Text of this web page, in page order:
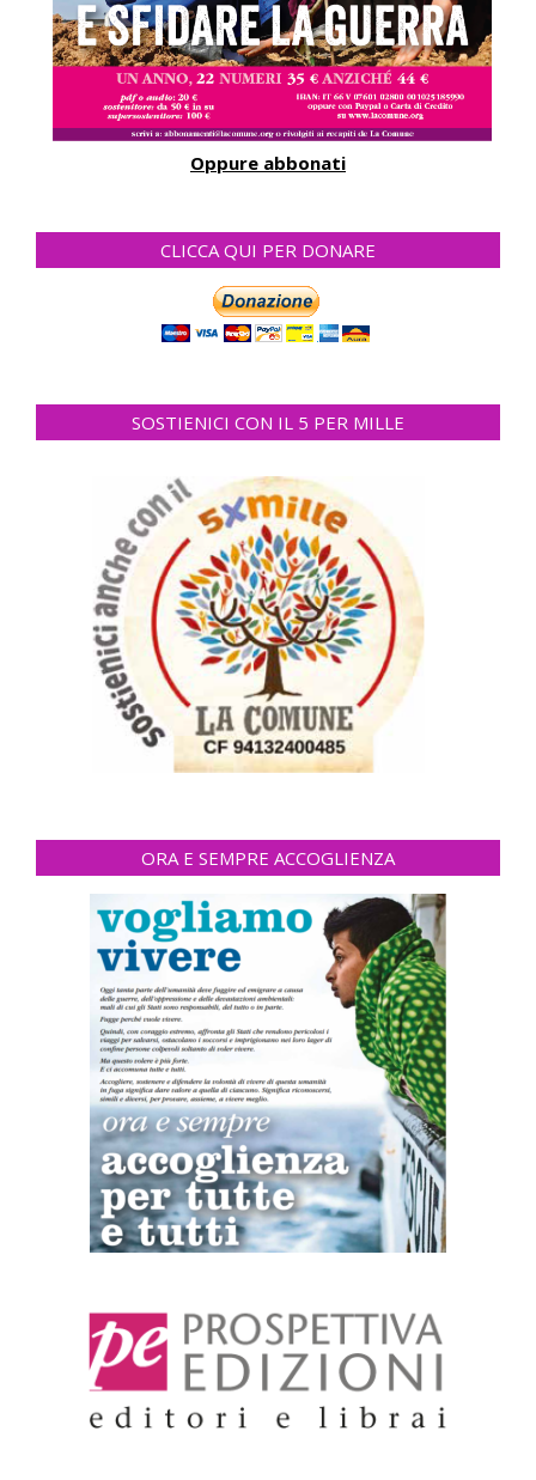
Oppure abbonati
CLICCA QUI PER DONARE
SOSTIENICI CON IL 5 PER MILLE
ORA E SEMPRE ACCOGLIENZA